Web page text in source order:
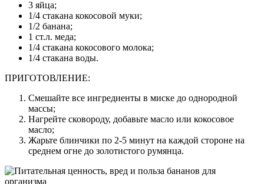
3 яйца;
1/4 стакана кокосовой муки;
1/2 банана;
1 ст.л. меда;
1/4 стакана кокосового молока;
1/4 стакана воды.
ПРИГОТОВЛЕНИЕ:
Смешайте все ингредиенты в миске до однородной
массы;
Нагрейте сковороду, добавьте масло или кокосовое
масло;
Жарьте блинчики по 2-5 минут на каждой стороне на
среднем огне до золотистого румянца.